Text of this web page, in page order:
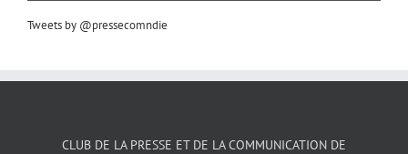
Tweets by @pressecomndie
CLUB DE LA PRESSE ET DE LA COMMUNICATION DE